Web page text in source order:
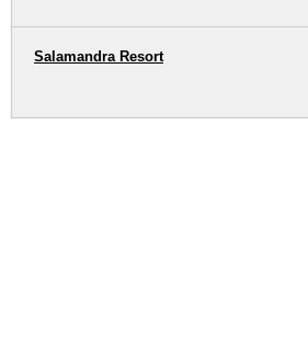
Salamandra Resort